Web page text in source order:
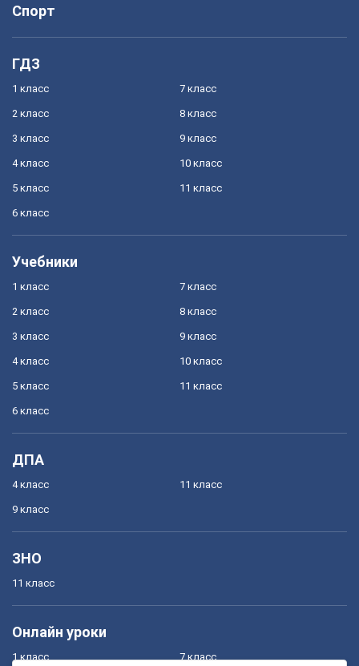
Спорт
ГДЗ
1 класс
2 класс
3 класс
4 класс
5 класс
6 класс
7 класс
8 класс
9 класс
10 класс
11 класс
Учебники
1 класс
2 класс
3 класс
4 класс
5 класс
6 класс
7 класс
8 класс
9 класс
10 класс
11 класс
ДПА
4 класс
9 класс
11 класс
ЗНО
11 класс
Онлайн уроки
1 класс 7 класс